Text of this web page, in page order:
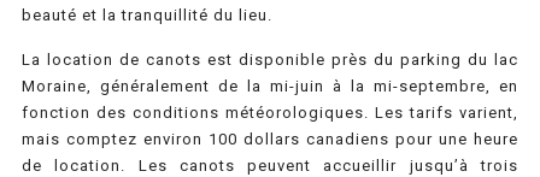
beauté et la tranquillité du lieu.
La location de canots est disponible près du parking du lac
Moraine, généralement de la mi-juin à la mi-septembre, en
fonction des conditions météorologiques. Les tarifs varient,
mais comptez environ 100 dollars canadiens pour une heure
de location. Les canots peuvent accueillir jusqu’à trois